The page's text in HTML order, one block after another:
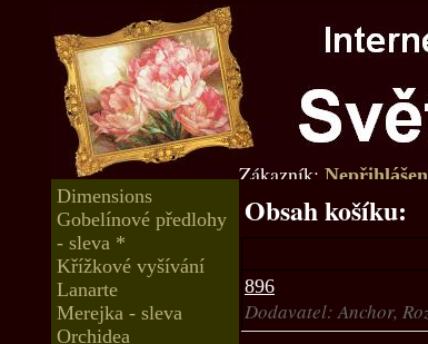
Zákazník: Nepřihlášen
Dimensions
Gobelínové předlohy
- sleva *
Křížkové vyšívání
Lanarte
Merejka - sleva
Orchidea
Obsah košíku:
896
Dodavatel: Anchor,